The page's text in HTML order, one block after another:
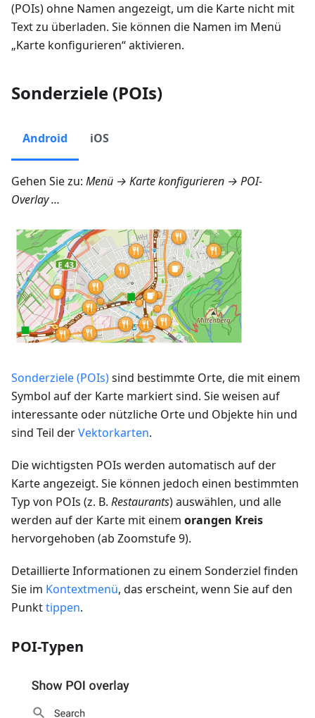
(POIs) ohne Namen angezeigt, um die Karte nicht mit
Text zu überladen. Sie können die Namen im Menü
„Karte konfigurieren“ aktivieren.
Sonderziele (POIs)
Android iOS
Gehen Sie zu: Menü → Karte konfigurieren → POI-
Overlay …
Sonderziele (POIs)sind bestimmte Orte, die mit einem
Symbol auf der Karte markiert sind. Sie weisen auf
interessante oder nützliche Orte und Objekte hin und
sind Teil derVektorkarten.
Die wichtigsten POIs werden automatisch auf der
Karte angezeigt. Sie können jedoch einen bestimmten
Typ von POIs (z. B. Restaurants) auswählen, und alle
werden auf der Karte mit einem orangen Kreis
hervorgehoben (ab Zoomstufe 9).
Detaillierte Informationen zu einem Sonderziel finden
Sie im Kontextmenü, das erscheint, wenn Sie auf den
Punkttippen.
POI-Typen